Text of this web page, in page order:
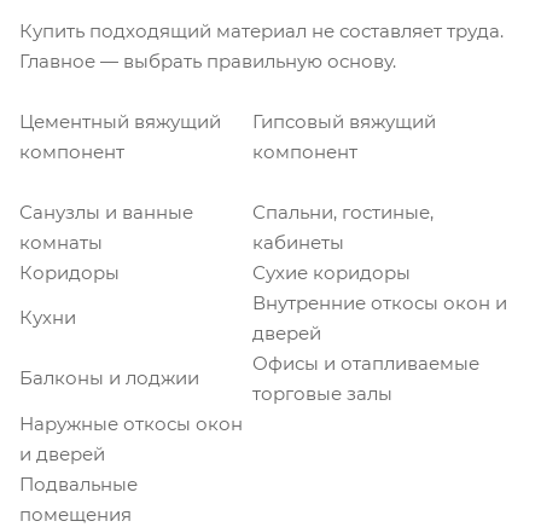
Купить подходящий материал не составляет труда.
Главное — выбрать правильную основу.
Цементный вяжущий
компонент
Гипсовый вяжущий
компонент
Санузлы и ванные
комнаты
Спальни, гостиные,
кабинеты
Коридоры
Сухие коридоры
Кухни
Внутренние откосы окон и
дверей
Балконы и лоджии
Офисы и отапливаемые
торговые залы
Наружные откосы окон
и дверей
Подвальные
помещения